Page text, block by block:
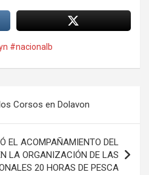
#nacionalb
Corsos en Dolavon
EL ACOMPAÑAMIENTO DEL
LA ORGANIZACIÓN DE LAS
20 HORAS DE PESCA